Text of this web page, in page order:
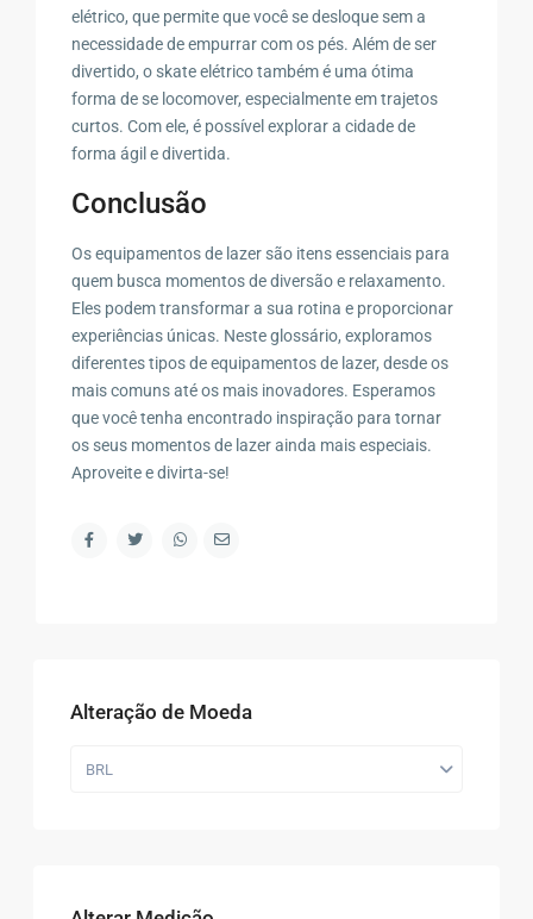
elétrico, que permite que você se desloque sem a
necessidade de empurrar com os pés. Além de ser
divertido, o skate elétrico também é uma ótima
forma de se locomover, especialmente em trajetos
curtos. Com ele, é possível explorar a cidade de
forma ágil e divertida.
Conclusão
Os equipamentos de lazer são itens essenciais para
quem busca momentos de diversão e relaxamento.
Eles podem transformar a sua rotina e proporcionar
experiências únicas. Neste glossário, exploramos
diferentes tipos de equipamentos de lazer, desde os
mais comuns até os mais inovadores. Esperamos
que você tenha encontrado inspiração para tornar
os seus momentos de lazer ainda mais especiais.
Aproveite e divirta-se!
Alteração de Moeda
BRL